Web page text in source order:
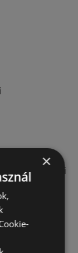
újságjai
újságjai
×